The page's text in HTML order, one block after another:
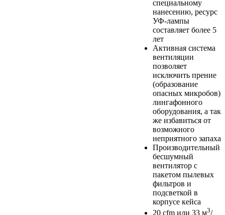
специальному
нанесению, ресурс
УФ-лампы
составляет более 5
лет
Активная система
вентиляции
позволяет
исключить прение
(образование
опасных микробов)
лингафонного
оборудования, а так
же избавиться от
возможного
неприятного запаха
Производительный
бесшумный
вентилятор с
пакетом пылевых
фильтров и
подсветкой в
корпусе кейса
20 cfm или 33 м3/